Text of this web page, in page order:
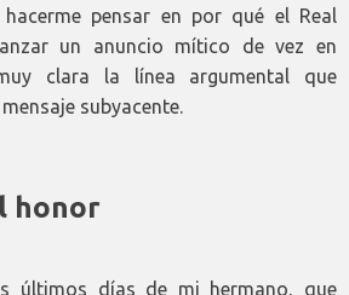
pensar en por qué el Real
un anuncio mítico de vez en
clara la línea argumental que
subyacente.
honor
últimos días de mi hermano, que